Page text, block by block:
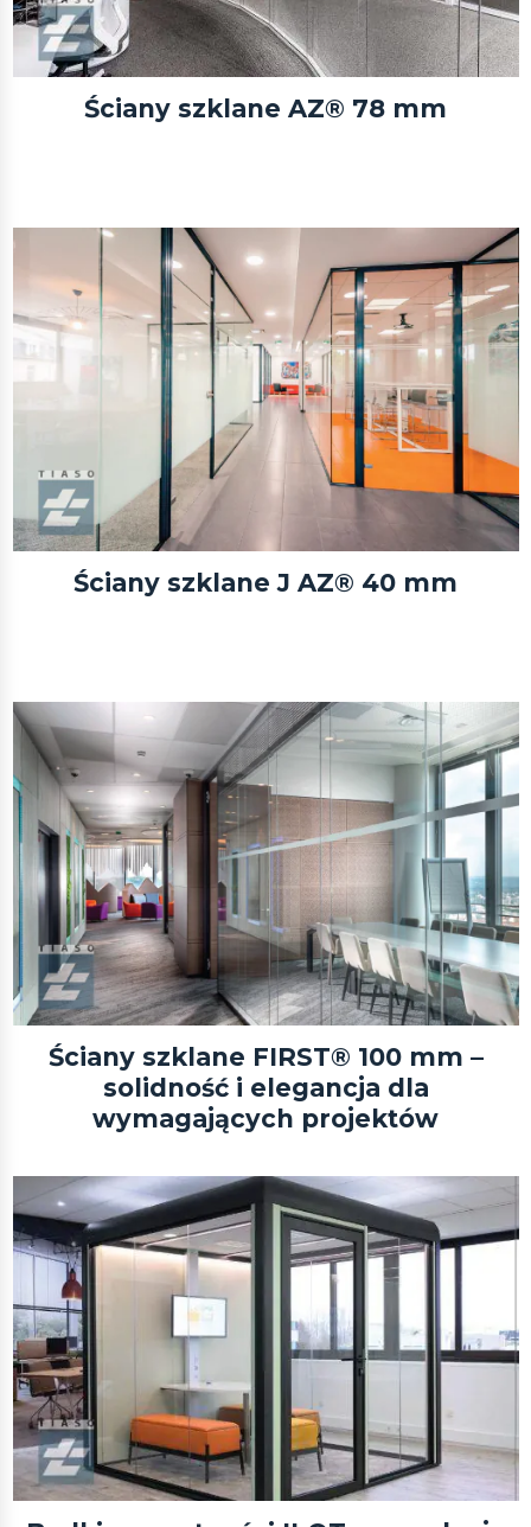
Ściany szklane AZ® 78 mm
Ściany szklane J AZ® 40 mm
Ściany szklane FIRST® 100 mm –
solidność i elegancja dla
wymagających projektów